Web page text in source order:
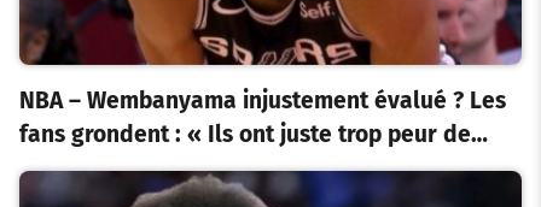
NBA – Wembanyama injustement évalué ? Les
fans grondent : « Ils ont juste trop peur de…